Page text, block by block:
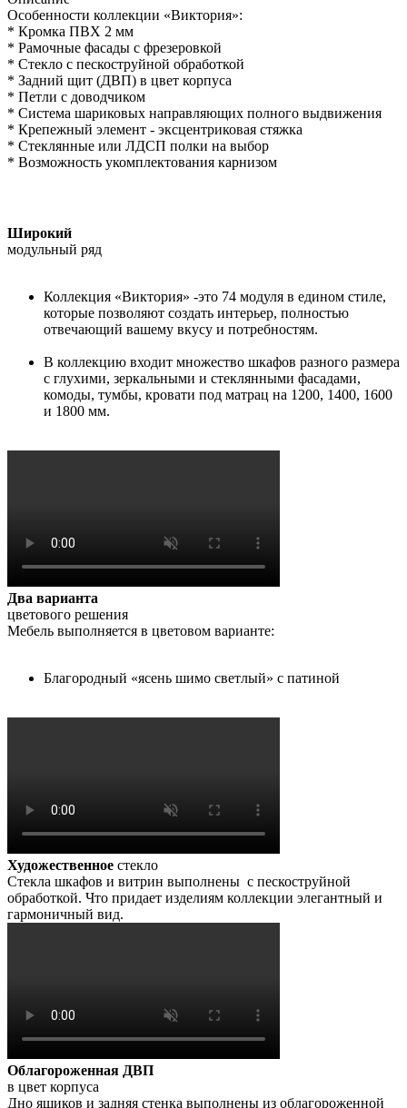
Особенности коллекции «Виктория»:
* Кромка ПВХ 2 мм
* Рамочные фасады с фрезеровкой
* Стекло с пескоструйной обработкой
* Задний щит (ДВП) в цвет корпуса
* Петли с доводчиком
* Система шариковых направляющих полного выдвижения
* Крепежный элемент - эксцентриковая стяжка
* Стеклянные или ЛДСП полки на выбор
* Возможность укомплектования карнизом
Широкий
модульный ряд
Коллекция «Виктория» -это 74 модуля в едином стиле,
которые позволяют создать интерьер, полностью
отвечающий вашему вкусу и потребностям.
В коллекцию входит множество шкафов разного размера
с глухими, зеркальными и стеклянными фасадами,
комоды, тумбы, кровати под матрац на 1200, 1400, 1600
и 1800 мм.
Два варианта
цветового решения
Мебель выполняется в цветовом варианте:
Благородный «ясень шимо светлый» с патиной
Художественное стекло
Стекла шкафов и витрин выполнены с пескоструйной
обработкой. Что придает изделиям коллекции элегантный и
гармоничный вид.
Облагороженная ДВП
в цвет корпуса
Дно ящиков и задняя стенка выполнены из облагороженной